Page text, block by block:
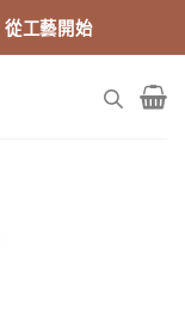
工藝開始